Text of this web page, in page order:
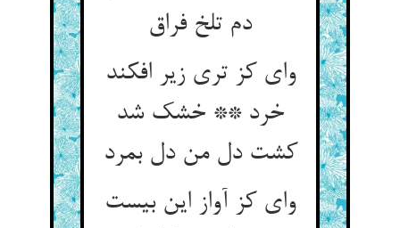
وای کز تری زیر افکند
خرد ** خشک شد
کشت دل من دل بمرد
وای کز آواز این بیست